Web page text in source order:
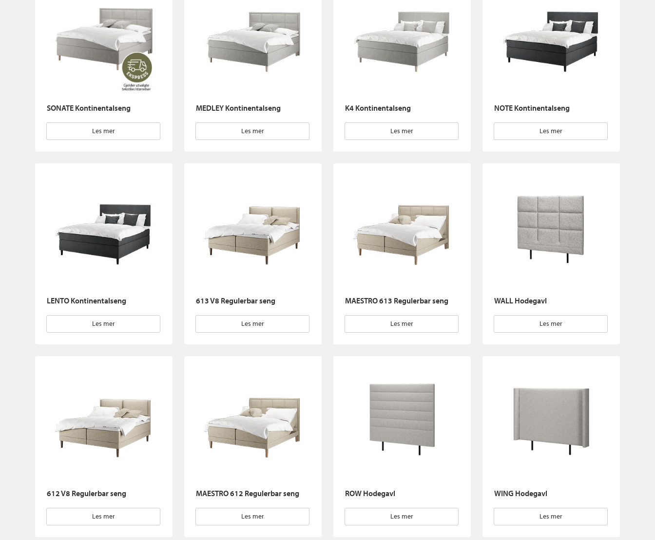
SONATE Kontinentalseng
Les mer
MEDLEY Kontinentalseng
Les mer
K4 Kontinentalseng
Les mer
NOTE Kontinentalseng
Les mer
LENTO Kontinentalseng
Les mer
613 V8 Regulerbar seng
Les mer
MAESTRO 613 Regulerbar seng
Les mer
WALL Hodegavl
Les mer
612 V8 Regulerbar seng
Les mer
MAESTRO 612 Regulerbar seng
Les mer
ROW Hodegavl
Les mer
WING Hodegavl
Les mer